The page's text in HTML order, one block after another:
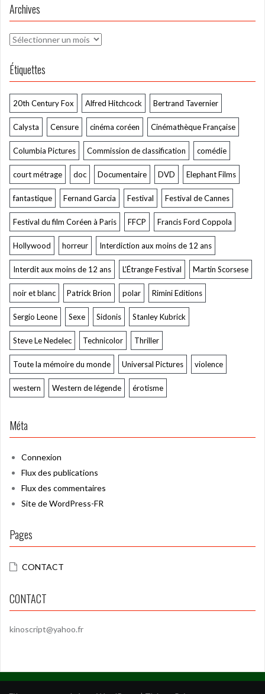
Archives
Archives
Étiquettes
20th Century Fox Alfred Hitchcock Bertrand Tavernier
Calysta Censure cinéma coréen Cinémathèque Française
Columbia Pictures Commission de classification comédie
court métrage doc Documentaire DVD Elephant Films
fantastique Fernand Garcia Festival Festival de Cannes
Festival du film Coréen à Paris FFCP Francis Ford Coppola
Hollywood horreur Interdiction aux moins de 12 ans
Interdit aux moins de 12 ans L’Étrange Festival Martin Scorsese
noir et blanc Patrick Brion polar Rimini Editions
Sergio Leone Sexe Sidonis Stanley Kubrick
Steve Le Nedelec Technicolor Thriller
Toute la mémoire du monde Universal Pictures violence
western Western de légende érotisme
Méta
Connexion
Flux des publications
Flux des commentaires
Site de WordPress-FR
Pages
CONTACT
CONTACT
kinoscript@yahoo.fr